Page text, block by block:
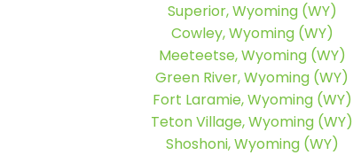
Superior, Wyoming (WY)
Cowley, Wyoming (WY)
Meeteetse, Wyoming (WY)
Green River, Wyoming (WY)
Fort Laramie, Wyoming (WY)
Teton Village, Wyoming (WY)
Shoshoni, Wyoming (WY)